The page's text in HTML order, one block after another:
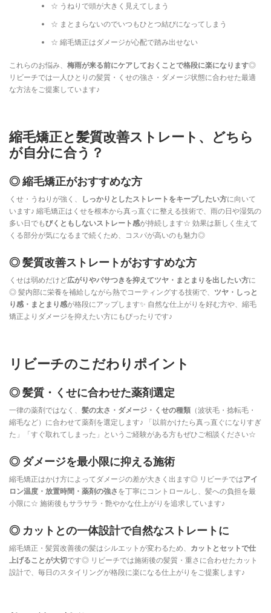
☆ うねりで頭が大きく見えてしまう
☆ まとまらないのでいつもひとつ結びになってしまう
☆ 縮毛矯正はダメージが心配で踏み出せない
これらのお悩み、 梅雨が来る前にケアしておくことで格段に楽になります◎
リビーチでは一人ひとりの髪質・くせの強さ・ダメージ状態に合わせた最適
な方法をご提案しています♪
縮毛矯正と髪質改善ストレート、どちら
が自分に合う？
◎ 縮毛矯正がおすすめな方
くせ・うねりが強く、 しっかりとしたストレートをキープしたい方に向いて
います♪ 縮毛矯正はくせを根本から真っ直ぐに整える技術で、雨の日や湿気の
多い日でもびくともしないストレート感が持続します☆ 効果は新しく生えて
くる部分が気になるまで続くため、コスパが高いのも魅力◎
◎ 髪質改善ストレートがおすすめな方
くせは弱めだけど広がりやパサつきを抑えてツヤ・まとまりを出したい方に
◎ 髪内部に栄養を補給しながら熱でコーティングする技術で、 ツヤ・しっと
り感・まとまり感が格段にアップします✨ 自然な仕上がりを好む方や、縮毛
矯正よりダメージを抑えたい方にもぴったりです♪
リビーチのこだわりポイント
◎ 髪質・くせに合わせた薬剤選定
一律の薬剤ではなく、 髪の太さ・ダメージ・くせの種類 （波状毛・捻転毛・
縮毛など）に合わせて薬剤を選定します♪ 「以前かけたら真っ直ぐになりすぎ
た」「すぐ取れてしまった」というご経験がある方もぜひご相談ください☆
◎ ダメージを最小限に抑える施術
縮毛矯正はかけ方によってダメージの差が大きく出ます◎ リビーチではアイ
ロン温度・放置時間・薬剤の強さを丁寧にコントロールし、髪への負担を最
小限に☆ 施術後もサラサラ・艶やかな仕上がりを追求しています♪
◎ カットとの一体設計で自然なストレートに
縮毛矯正・髪質改善後の髪はシルエットが変わるため、 カットとセットで仕
上げることが大切です◎ リビーチでは施術後の髪質・重さに合わせたカット
設計で、毎日のスタイリングが格段に楽になる仕上がりをご提案します♪